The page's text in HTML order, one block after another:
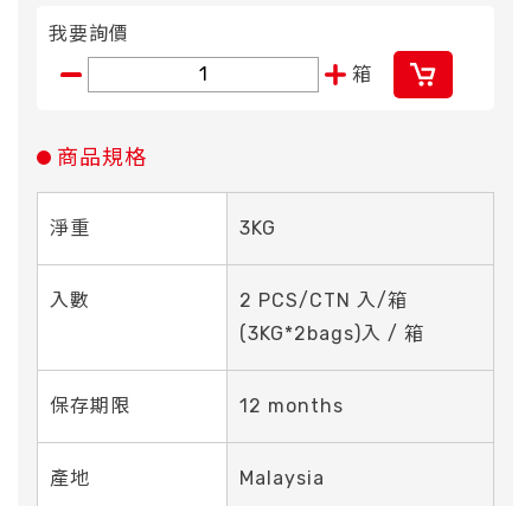
我要詢價
箱
商品規格
淨重 3KG
入數
2 PCS/CTN 入/箱
(3KG*2bags)入 / 箱
保存期限 12 months
產地 Malaysia